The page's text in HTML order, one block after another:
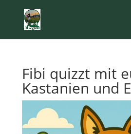
Fibi quizzt mit
Kastanien und